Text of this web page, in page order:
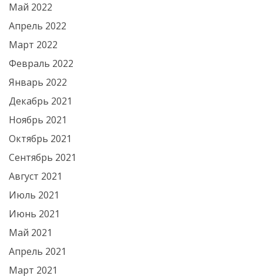
Май 2022
Апрель 2022
Март 2022
Февраль 2022
Январь 2022
Декабрь 2021
Ноябрь 2021
Октябрь 2021
Сентябрь 2021
Август 2021
Июль 2021
Июнь 2021
Май 2021
Апрель 2021
Март 2021